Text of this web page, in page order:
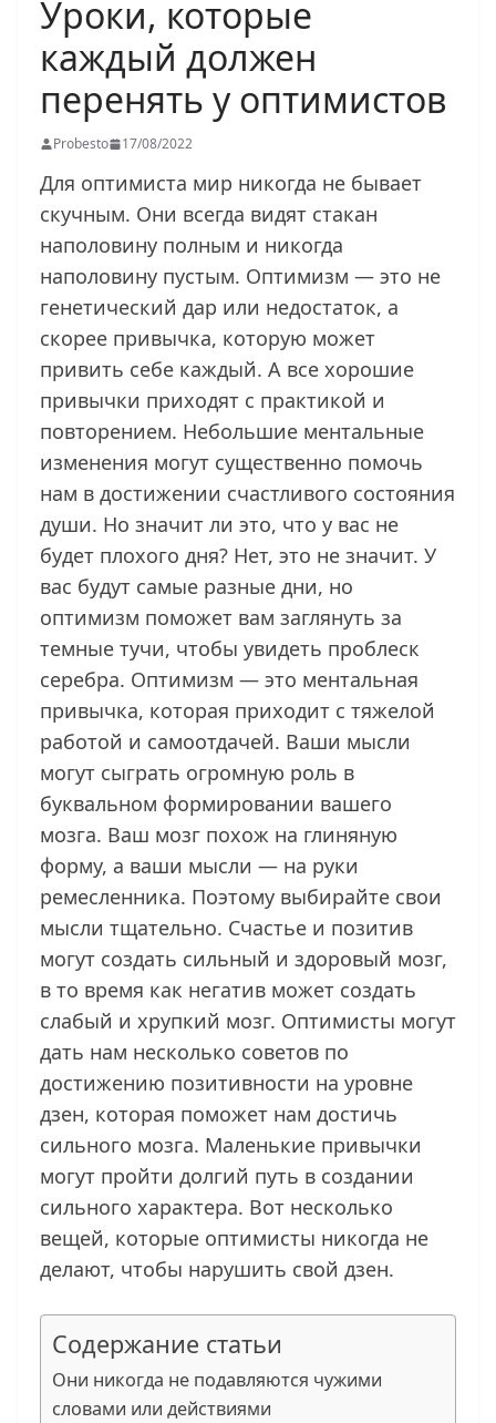
Уроки, которые
каждый должен
перенять у оптимистов
Probesto 17/08/2022
Для оптимиста мир никогда не бывает
скучным. Они всегда видят стакан
наполовину полным и никогда
наполовину пустым. Оптимизм — это не
генетический дар или недостаток, а
скорее привычка, которую может
привить себе каждый. А все хорошие
привычки приходят с практикой и
повторением. Небольшие ментальные
изменения могут существенно помочь
нам в достижении счастливого состояния
души. Но значит ли это, что у вас не
будет плохого дня? Нет, это не значит. У
вас будут самые разные дни, но
оптимизм поможет вам заглянуть за
темные тучи, чтобы увидеть проблеск
серебра. Оптимизм — это ментальная
привычка, которая приходит с тяжелой
работой и самоотдачей. Ваши мысли
могут сыграть огромную роль в
буквальном формировании вашего
мозга. Ваш мозг похож на глиняную
форму, а ваши мысли — на руки
ремесленника. Поэтому выбирайте свои
мысли тщательно. Счастье и позитив
могут создать сильный и здоровый мозг,
в то время как негатив может создать
слабый и хрупкий мозг. Оптимисты могут
дать нам несколько советов по
достижению позитивности на уровне
дзен, которая поможет нам достичь
сильного мозга. Маленькие привычки
могут пройти долгий путь в создании
сильного характера. Вот несколько
вещей, которые оптимисты никогда не
делают, чтобы нарушить свой дзен.
Содержание статьи
Они никогда не подавляются чужими
словами или действиями